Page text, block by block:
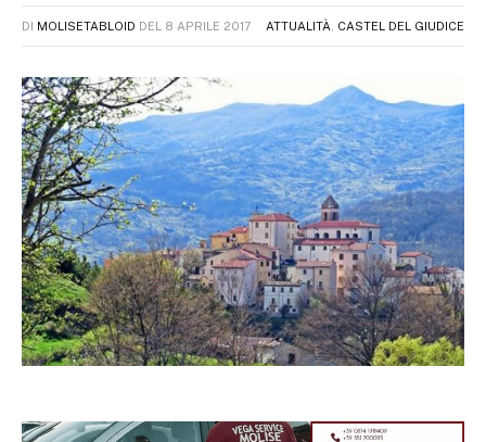
DI MOLISETABLOID DEL 8 APRILE 2017 ATTUALITÀ CASTEL DEL GIUDICE